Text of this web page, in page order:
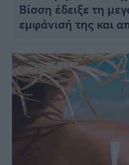
Βίσση έδειξε τη
εμφάνισή της και